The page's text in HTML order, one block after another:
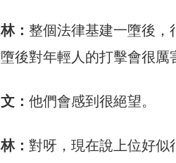
林： 整個法律基建一墮後，
墮後對年輕人的打擊會很厲
文： 他們會感到很絕望。
林： 對呀，現在說上位好似